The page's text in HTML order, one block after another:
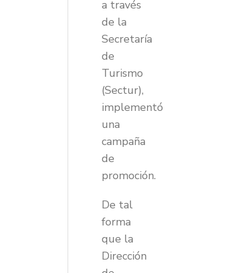
a través
de la
Secretaría
de
Turismo
(Sectur),
implementó
una
campaña
de
promoción.
De tal
forma
que la
Dirección